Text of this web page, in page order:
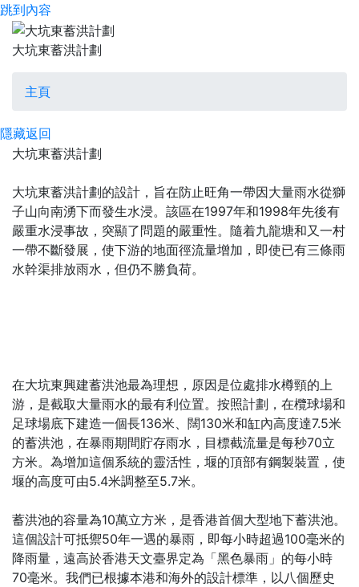
跳到內容
渠務署
大坑東蓄洪計劃
大坑東蓄洪計劃
主頁
隱藏返回
大坑東蓄洪計劃
大坑東蓄洪計劃的設計，旨在防止旺角一帶因大量雨水從獅
子山向南湧下而發生水浸。該區在1997年和1998年先後有
嚴重水浸事故，突顯了問題的嚴重性。隨着九龍塘和又一村
一帶不斷發展，使下游的地面徑流量增加，即使已有三條雨
水幹渠排放雨水，但仍不勝負荷。
在大坑東興建蓄洪池最為理想，原因是位處排水樽頸的上
游，是截取大量雨水的最有利位置。按照計劃，在欖球場和
足球場底下建造一個長136米、闊130米和缸內高度達7.5米
的蓄洪池，在暴雨期間貯存雨水，目標截流量是每秒70立
方米。為增加這個系統的靈活性，堰的頂部有鋼製裝置，使
堰的高度可由5.4米調整至5.7米。
蓄洪池的容量為10萬立方米，是香港首個大型地下蓄洪池。
這個設計可抵禦50年一遇的暴雨，即每小時超過100毫米的
降雨量，遠高於香港天文臺界定為「黑色暴雨」的每小時
70毫米。我們已根據本港和海外的設計標準，以八個歷史